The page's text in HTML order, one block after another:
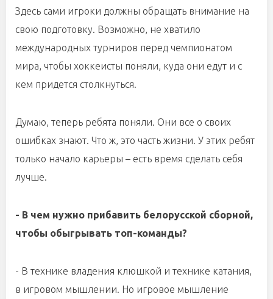
Здесь сами игроки должны обращать внимание на
свою подготовку. Возможно, не хватило
международных турниров перед чемпионатом
мира, чтобы хоккеисты поняли, куда они едут и с
кем придется столкнуться.
Думаю, теперь ребята поняли. Они все о своих
ошибках знают. Что ж, это часть жизни. У этих ребят
только начало карьеры – есть время сделать себя
лучше.
- В чем нужно прибавить белорусской сборной,
чтобы обыгрывать топ-команды?
- В технике владения клюшкой и технике катания,
в игровом мышлении. Но игровое мышление